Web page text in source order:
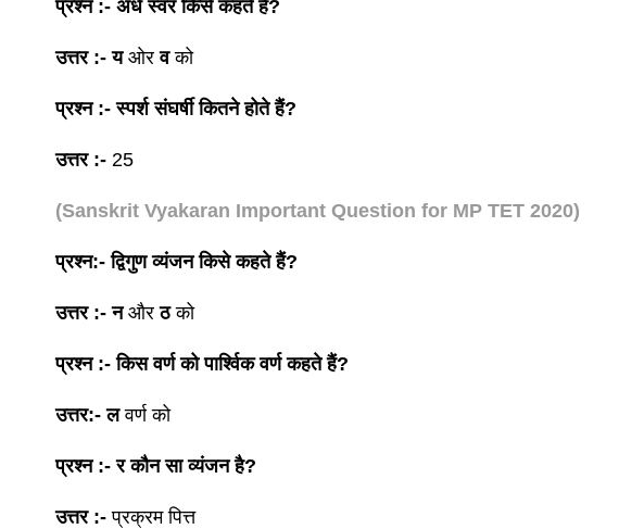
प्रश्न :- अर्ध स्वर किसे कहते हैं?
उत्तर :- यओरवको
प्रश्न :- स्पर्श संघर्षी कितने होते हैं?
उत्तर :- 25
(Sanskrit Vyakaran Important Question for MP TET 2020)
प्रश्न:- द्विगुण व्यंजन किसे कहते हैं?
उत्तर :- नऔरठको
प्रश्न :- किस वर्ण को पार्श्विक वर्ण कहते हैं?
उत्तर:-लवर्ण को
प्रश्न :- र कौन सा व्यंजन है?
उत्तर :-प्रक्रम पित्त